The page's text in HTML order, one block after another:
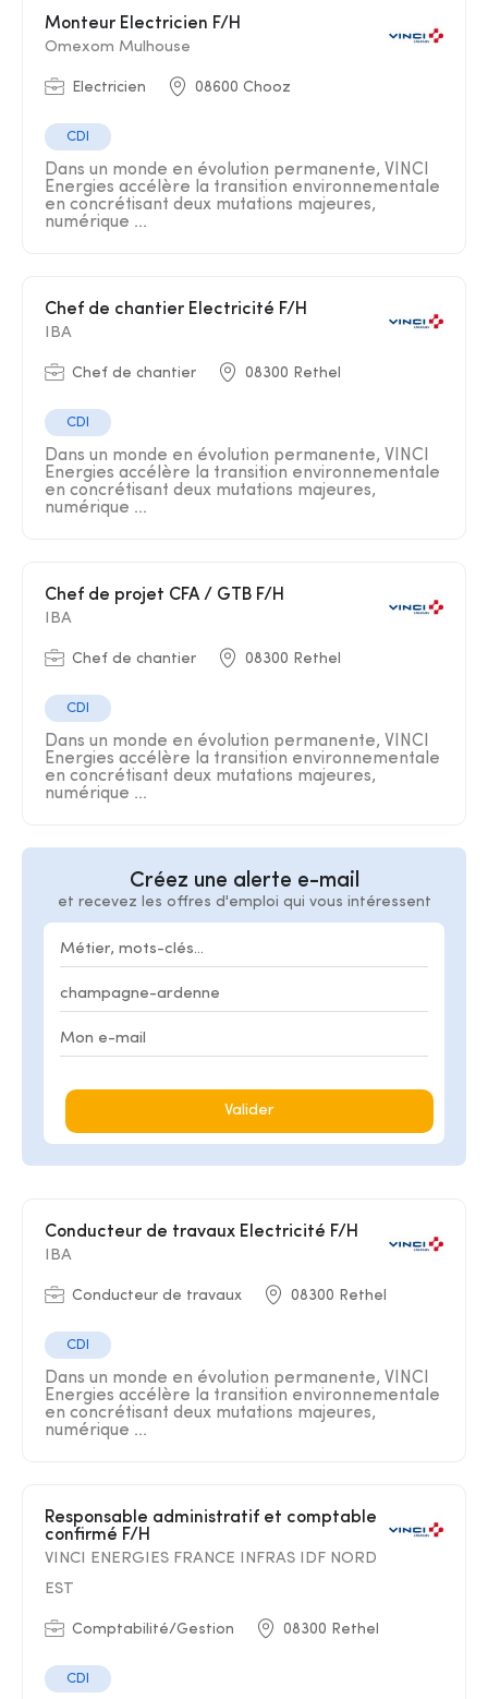
Monteur Electricien F/H
Omexom Mulhouse
Electricien 08600 Chooz
CDI
Dans un monde en évolution permanente, VINCI
Energies accélère la transition environnementale
en concrétisant deux mutations majeures,
numérique ...
Chef de chantier Electricité F/H
IBA
Chef de chantier 08300 Rethel
CDI
Dans un monde en évolution permanente, VINCI
Energies accélère la transition environnementale
en concrétisant deux mutations majeures,
numérique ...
Chef de projet CFA / GTB F/H
IBA
Chef de chantier 08300 Rethel
CDI
Dans un monde en évolution permanente, VINCI
Energies accélère la transition environnementale
en concrétisant deux mutations majeures,
numérique ...
Créez une alerte e-mail
et recevez les offres d'emploi qui vous intéressent
Valider
Conducteur de travaux Electricité F/H
IBA
Conducteur de travaux 08300 Rethel
CDI
Dans un monde en évolution permanente, VINCI
Energies accélère la transition environnementale
en concrétisant deux mutations majeures,
numérique ...
Responsable administratif et comptable
confirmé F/H
VINCI ENERGIES FRANCE INFRAS IDF NORD
EST
Comptabilité/Gestion 08300 Rethel
CDI